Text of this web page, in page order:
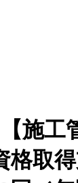
施工
格取